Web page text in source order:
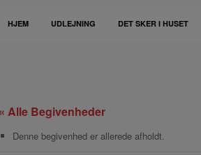
HJEM UDLEJNING DET SKER I HUSET
« Alle Begivenheder
Denne begivenhed er allerede afholdt.